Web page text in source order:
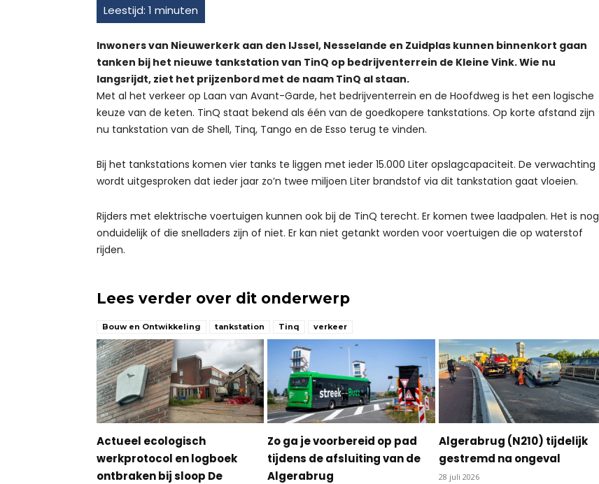
Inwoners van Nieuwerkerk aan den IJssel, Nesselande en Zuidplas kunnen binnenkort gaan
tanken bij het nieuwe tankstation van TinQ op bedrijventerrein de Kleine Vink. Wie nu
langsrijdt, ziet het prijzenbord met de naam TinQ al staan.
Met al het verkeer op Laan van Avant-Garde, het bedrijventerrein en de Hoofdweg is het een logische
keuze van de keten. TinQ staat bekend als één van de goedkopere tankstations. Op korte afstand zijn
nu tankstation van de Shell, Tinq, Tango en de Esso terug te vinden.
Bij het tankstations komen vier tanks te liggen met ieder 15.000 Liter opslagcapaciteit. De verwachting
wordt uitgesproken dat ieder jaar zo’n twee miljoen Liter brandstof via dit tankstation gaat vloeien.
Rijders met elektrische voertuigen kunnen ook bij de TinQ terecht. Er komen twee laadpalen. Het is nog
onduidelijk of die snelladers zijn of niet. Er kan niet getankt worden voor voertuigen die op waterstof
rijden.
Lees verder over dit onderwerp
Bouw en Ontwikkeling tankstation Tinq verkeer
Actueel ecologisch
werkprotocol en logboek
ontbraken bij sloop De
Zo ga je voorbereid op pad
tijdens de afsluiting van de
Algerabrug
Algerabrug (N210) tijdelijk
gestremd na ongeval
28 juli 2026